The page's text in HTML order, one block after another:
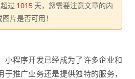
过 1015 天，您需要注意文章的内
图片是否可用！
小程序开发已经成为了许多企业和
推广业务还是提供独特的服务，